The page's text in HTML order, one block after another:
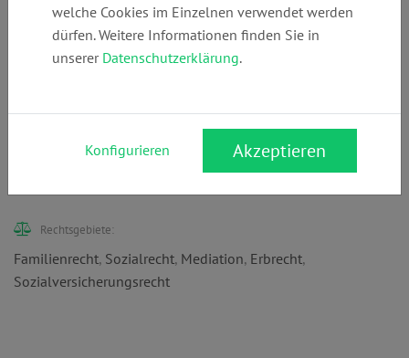
Telefon:
+49 (0)
228241278
E-Mail:
info@jansen-
ra.de
Webseite:
www.jansen-
Kaiserplatz 8
Rechtsgebiete:
Familienrecht, Sozialrecht, Mediation, Erbrecht,
Sozialversicherungsrecht
welche Cookies im Einzelnen verwendet werden
dürfen. Weitere Informationen finden Sie in
unserer Datenschutzerklärung.
Konfigurieren Akzeptieren